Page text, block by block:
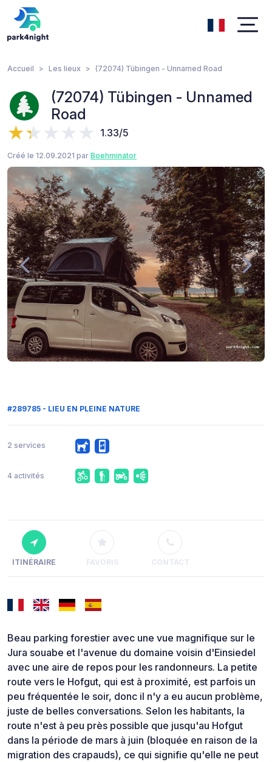
Accueil Les lieux (72074) Tübingen - Unnamed Road
(72074) Tübingen - Unnamed
Road
1.33/5
Créé le 12.09.2021 par Boehminator
#289785 - LIEU EN PLEINE NATURE
2 services
4 activités
ITINÉRAIRE FAVORIS CONTACT
Beau parking forestier avec une vue magnifique sur le
Jura souabe et l'avenue du domaine voisin d'Einsiedel
avec une aire de repos pour les randonneurs. La petite
route vers le Hofgut, qui est à proximité, est parfois un
peu fréquentée le soir, donc il n'y a eu aucun problème,
juste de belles conversations. Selon les habitants, la
route n'est à peu près possible que jusqu'au Hofgut
dans la période de mars à juin (bloquée en raison de la
migration des crapauds), ce qui signifie qu'elle ne peut